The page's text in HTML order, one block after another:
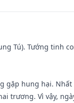
Tú). Tướng tinh
gặp hung hại.
trương. Vì vậy,